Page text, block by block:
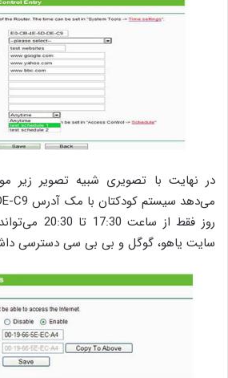
در نهایت با تصویری شبیه تصویر زیر
روز فقط از
سایت یاهو، گوگل و بی بی سی دسترسی